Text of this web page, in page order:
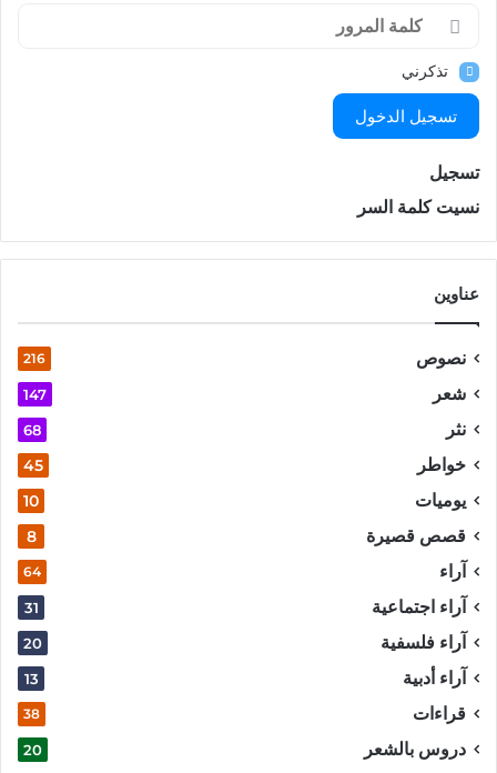
تذكرني
تسجيل الدخول
تسجيل
نسيت كلمة السر
عناوين
نصوص 216
شعر 147
نثر 68
خواطر 45
يوميات 10
قصص قصيرة 8
آراء 64
آراء اجتماعية 31
آراء فلسفية 20
آراء أدبية 13
قراءات 38
دروس بالشعر 20